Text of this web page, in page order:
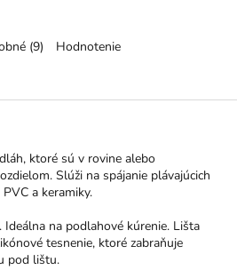
(9) Hodnotenie
ktoré sú v rovine alebo
Slúži na spájanie plávajúcich
a keramiky.
na podlahové kúrenie. Lišta
tesnenie, ktoré zabraňuje
pod lištu.